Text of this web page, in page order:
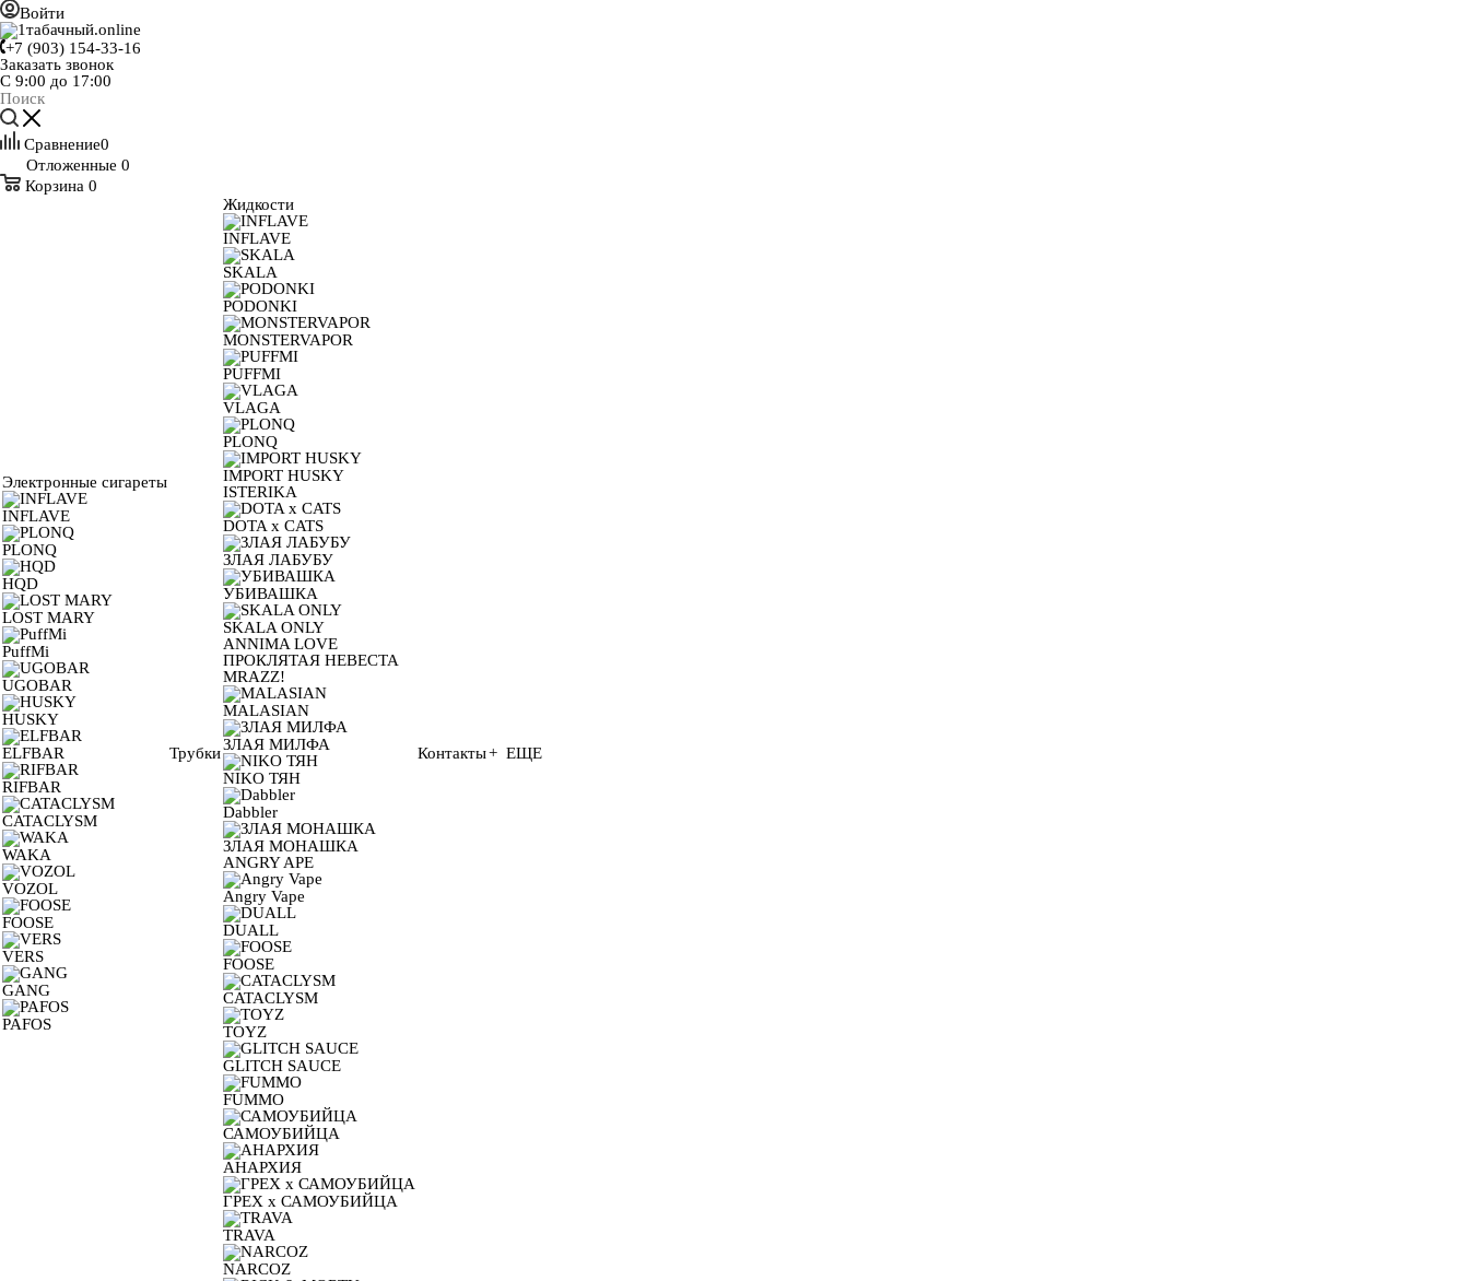
Войти
+7 (903) 154-33-16
Заказать звонок
С 9:00 до 17:00
Сравнение0
Отложенные 0
Корзина 0
Электронные сигареты
INFLAVE
PLONQ
HQD
LOST MARY
PuffMi
UGOBAR
HUSKY
ELFBAR
RIFBAR
CATACLYSM
WAKA
VOZOL
FOOSE
VERS
GANG
PAFOS
Трубки
Жидкости
INFLAVE
SKALA
PODONKI
MONSTERVAPOR
PUFFMI
VLAGA
PLONQ
IMPORT HUSKY
ISTERIKA
DOTA x CATS
ЗЛАЯ ЛАБУБУ
УБИВАШКА
SKALA ONLY
ANNIMA LOVE
ПРОКЛЯТАЯ НЕВЕСТА
MRAZZ!
MALASIAN
ЗЛАЯ МИЛФА
NIKO ТЯН
Dabbler
ЗЛАЯ МОНАШКА
ANGRY APE
Angry Vape
DUALL
FOOSE
CATACLYSM
TOYZ
GLITCH SAUCE
FUMMO
САМОУБИЙЦА
АНАРХИЯ
ГРЕХ х САМОУБИЙЦА
TRAVA
NARCOZ
Контакты+ ЕЩЕ